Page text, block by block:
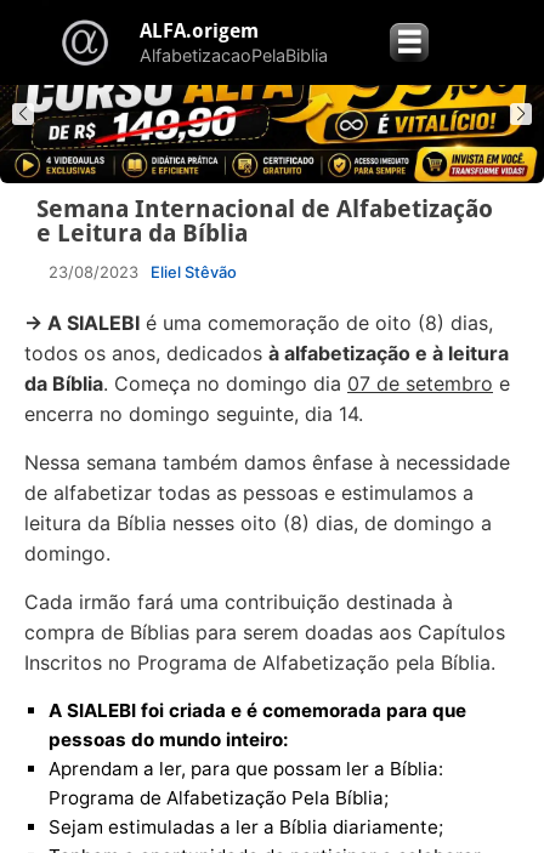
ALFA.origem
AlfabetizacaoPelaBiblia ☰
Semana Internacional de Alfabetização
e Leitura da Bíblia
23/08/2023 Eliel Stêvão
→ A SIALEBI é uma comemoração de oito (8) dias,
todos os anos, dedicados à alfabetização e à leitura
da Bíblia. Começa no domingo dia 07 de setembro e
encerra no domingo seguinte, dia 14.
Nessa semana também damos ênfase à necessidade
de alfabetizar todas as pessoas e estimulamos a
leitura da Bíblia nesses oito (8) dias, de domingo a
domingo.
Cada irmão fará uma contribuição destinada à
compra de Bíblias para serem doadas aos Capítulos
Inscritos no Programa de Alfabetização pela Bíblia.
A SIALEBI foi criada e é comemorada para que
pessoas do mundo inteiro:
Aprendam a ler, para que possam ler a Bíblia:
Programa de Alfabetização Pela Bíblia;
Sejam estimuladas a ler a Bíblia diariamente;